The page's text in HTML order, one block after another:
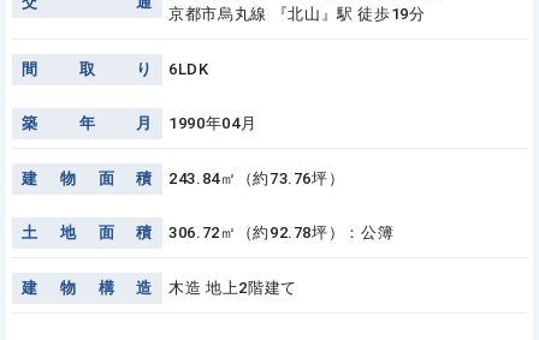
京都市烏丸線 『北山』駅 徒歩19分
間 取 り 6LDK
築 年 月 1990年04月
建 物 面 積 243.84㎡（約73.76坪）
土 地 面 積 306.72㎡（約92.78坪）：公簿
建 物 構 造 木造 地上2階建て